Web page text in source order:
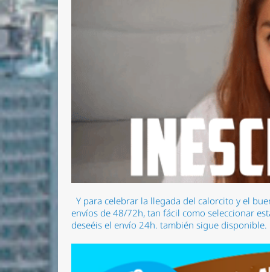
Y para celebrar la llegada del calorcito y el
envíos de 48/72h, tan fácil como seleccionar
deseéis el envío 24h. también sigue disponible.